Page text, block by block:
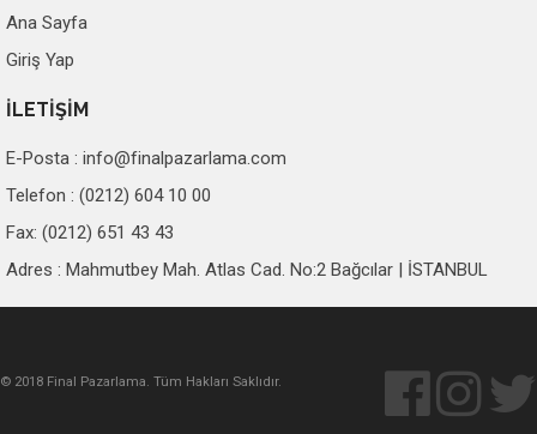
Ana Sayfa
Giriş Yap
İLETİŞİM
E-Posta : info@finalpazarlama.com
Telefon : (0212) 604 10 00
Fax: (0212) 651 43 43
Adres : Mahmutbey Mah. Atlas Cad. No:2 Bağcılar | İSTANBUL
© 2018 Final Pazarlama. Tüm Hakları Saklıdır.